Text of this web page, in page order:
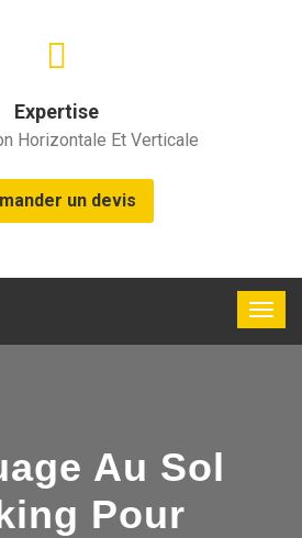
Expertise
Horizontale Et Verticale
un devis
Au Sol
Pour